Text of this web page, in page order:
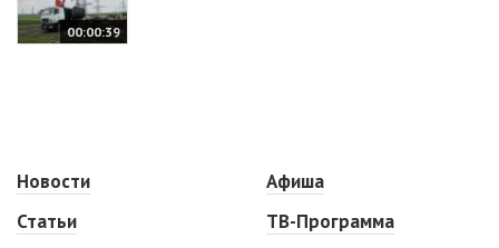
00:00:39
Новости
Статьи
Афиша
ТВ-Программа